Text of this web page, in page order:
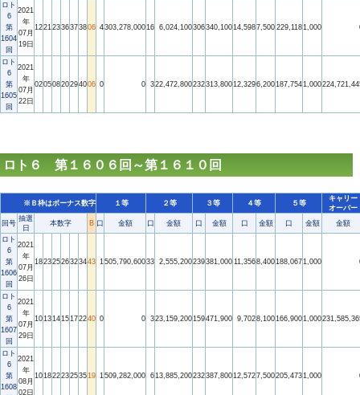
ロト
6
第
1604
回
2021
年
07月
19日
12212336373806 4303,278,00016 6,024,100306340,10014,5987,500 229,1181,000
ロト
6
第
1605
回
2021
年
07月
22日
02050820294006 0 0 322,472,800232313,80012,3296,200187,7541,000
ロト６ 第１６０６回～第１６１０回
※Ｂ枠はボーナス数字 １等 ２等 ３等 ４等 ５等
キャリー
オーバー
回号
抽選
日
本数字 B 口 金額 口 金額 口 金額 口 金額 口 金額
金額
ロト
6
第
1606
回
2021
年
07月
26日
18232526323443 1505,790,60033 2,555,200239381,000 11,3568,400188,0671,000
ロト
6
第
1607
回
2021
年
07月
29日
10131415172240 0 0 323,159,200159471,900 9,7028,100166,9001,000
ロト
6
第
1608
2021
年
08月
02日
10182223253519 1509,282,000 613,885,200232387,80012,5727,500205,4731,000